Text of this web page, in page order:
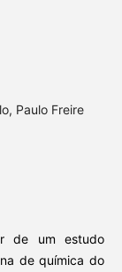
Paulo Freire
de um estudo
de química do